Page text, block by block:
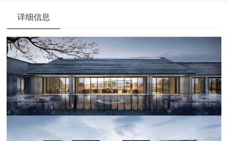
详细信息